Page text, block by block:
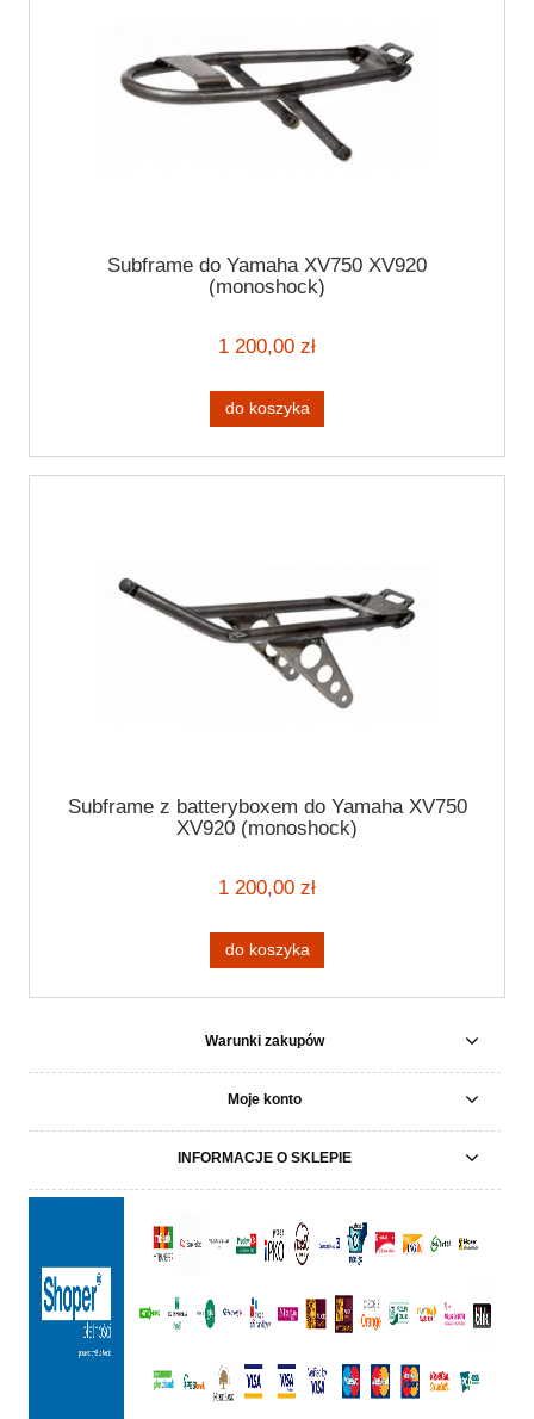
Subframe do Yamaha XV750 XV920
(monoshock)
1 200,00 zł
do koszyka
Subframe z batteryboxem do Yamaha XV750
XV920 (monoshock)
1 200,00 zł
do koszyka
Warunki zakupów
Moje konto
INFORMACJE O SKLEPIE